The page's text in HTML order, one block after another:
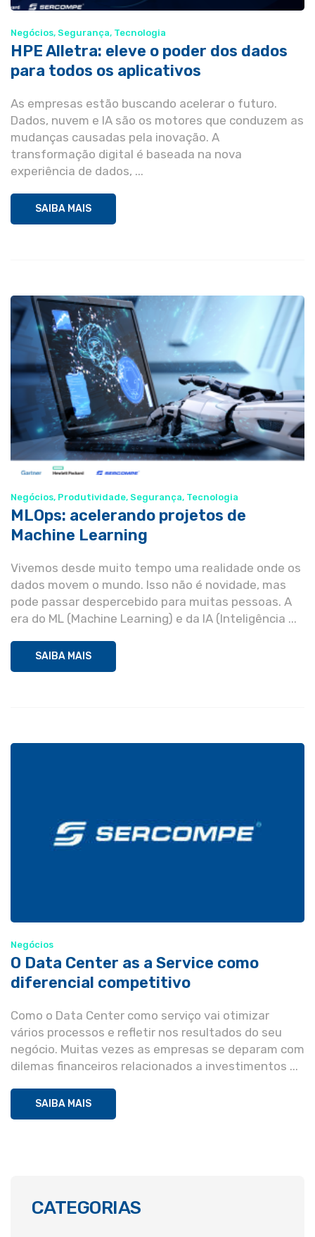
Negócios, Segurança, Tecnologia
HPE Alletra: eleve o poder dos dados
para todos os aplicativos
As empresas estão buscando acelerar o futuro.
Dados, nuvem e IA são os motores que conduzem as
mudanças causadas pela inovação. A
transformação digital é baseada na nova
experiência de dados, ...
SAIBA MAIS
Negócios, Produtividade, Segurança, Tecnologia
MLOps: acelerando projetos de
Machine Learning
Vivemos desde muito tempo uma realidade onde os
dados movem o mundo. Isso não é novidade, mas
pode passar despercebido para muitas pessoas. A
era do ML (Machine Learning) e da IA (Inteligência ...
SAIBA MAIS
Negócios
O Data Center as a Service como
diferencial competitivo
Como o Data Center como serviço vai otimizar
vários processos e refletir nos resultados do seu
negócio. Muitas vezes as empresas se deparam com
dilemas financeiros relacionados a investimentos ...
SAIBA MAIS
CATEGORIAS